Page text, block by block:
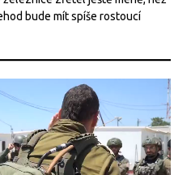
bude mít spíše rostoucí